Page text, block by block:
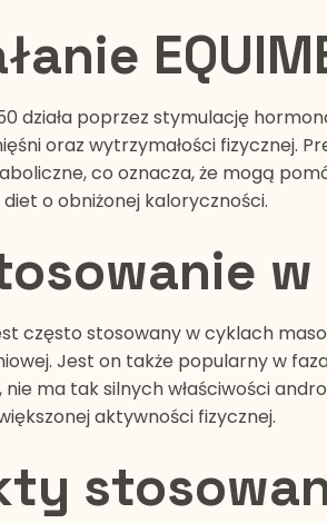
działa poprzez stymulację
oraz wytrzymałości fizycznej.
co oznacza, że mogą
o obniżonej kaloryczności.
często stosowany w cyklach
Jest on także popularny w
ma tak silnych właściwości
aktywności fizycznej.